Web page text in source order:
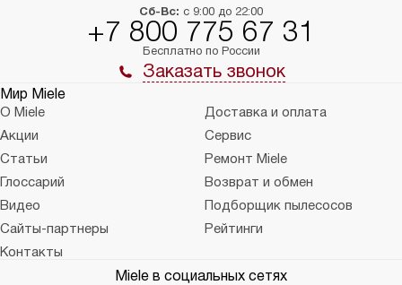
Сб-Вс: с 9:00 до 22:00
+7 800 775 67 31
Бесплатно по России
Заказать звонок
Мир Miele
О Miele
Доставка и оплата
Акции
Сервис
Статьи
Ремонт Miele
Глоссарий
Возврат и обмен
Видео
Подборщик пылесосов
Сайты-партнеры
Рейтинги
Контакты
Miele в социальных сетях